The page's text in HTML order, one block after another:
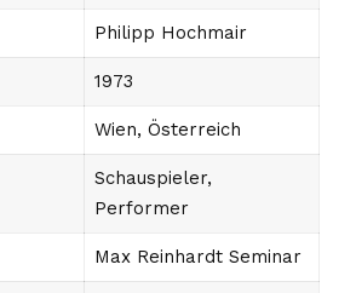
Philipp Hochmair
1973
Wien, Österreich
Schauspieler,
Performer
Max Reinhardt Seminar